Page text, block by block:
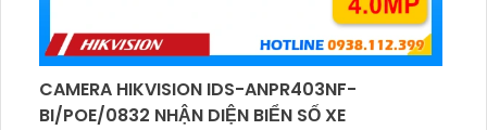
CAMERA HIKVISION IDS-ANPR403NF-
BI/POE/0832 NHẬN DIỆN BIỂN SỐ XE